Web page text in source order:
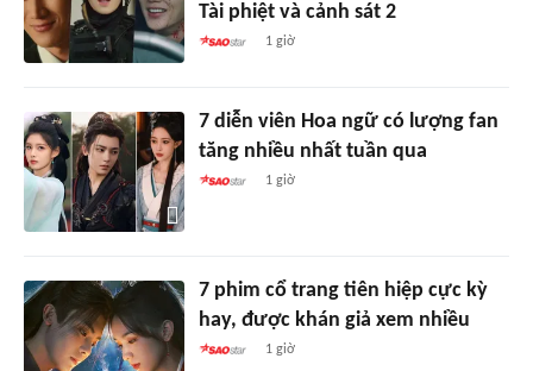
Tài phiệt và cảnh sát 2
1 giờ
7 diễn viên Hoa ngữ có lượng fan
tăng nhiều nhất tuần qua
1 giờ
7 phim cổ trang tiên hiệp cực kỳ
hay, được khán giả xem nhiều
1 giờ